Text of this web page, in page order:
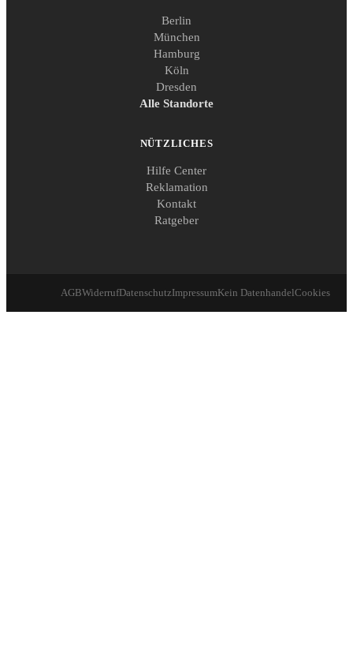
Berlin
München
Hamburg
Köln
Dresden
Alle Standorte
NÜTZLICHES
Hilfe Center
Reklamation
Kontakt
Ratgeber
AGBWiderrufDatenschutzImpressumKein DatenhandelCookies